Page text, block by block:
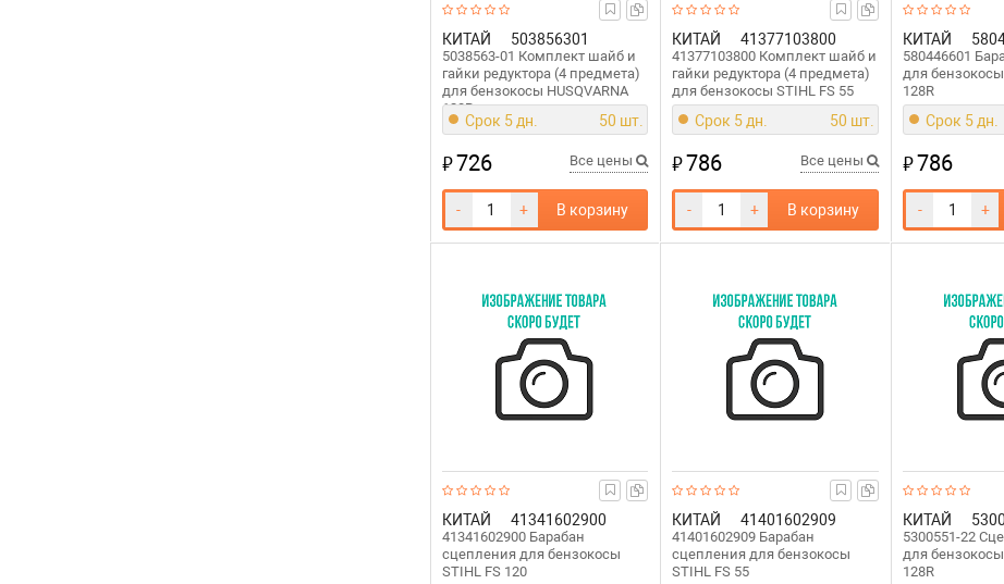
КИТАЙ 503856301
5038563-01 Комплект шайб и
гайки редуктора (4 предмета)
для бензокосы HUSQVARNA
128R
Срок 5 дн. 50 шт.
₽726 Все цены
- + В корзину
КИТАЙ 41377103800
41377103800 Комплект шайб и
гайки редуктора (4 предмета)
для бензокосы STIHL FS 55
Срок 5 дн. 50 шт.
₽786 Все цены
- + В корзину
КИТАЙ
580446601
для бензокосы
128R
Срок 5 дн.
₽786
- +
КИТАЙ 41341602900
41341602900 Барабан
сцепления для бензокосы
STIHL FS 120
КИТАЙ 41401602909
41401602909 Барабан
сцепления для бензокосы
STIHL FS 55
КИТАЙ
5300551-22
для бензокосы
128R